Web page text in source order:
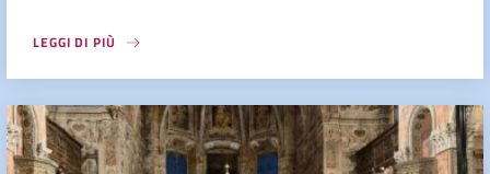
LEGGI DI PIÙ